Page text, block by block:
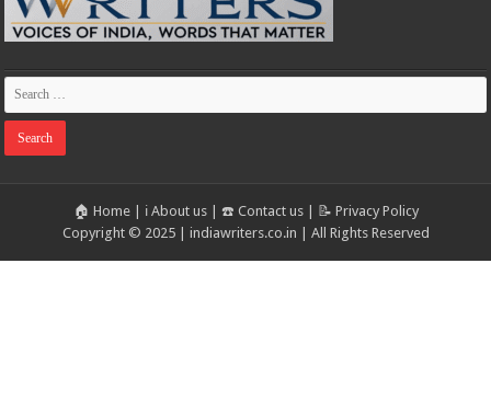
🏠 Home| ℹ️ About us| ☎️ Contact us|
📝 Privacy Policy
Copyright © 2025 | indiawriters.co.in | All Rights Reserved